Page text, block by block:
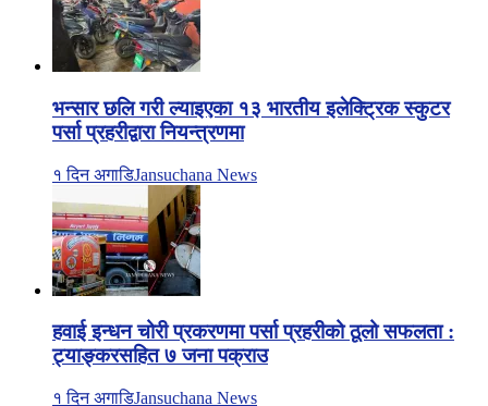
भन्सार छलि गरी ल्याइएका १३ भारतीय इलेक्ट्रिक स्कुटर
पर्सा प्रहरीद्वारा नियन्त्रणमा
१ दिन अगाडिJansuchana News
हवाई इन्धन चोरी प्रकरणमा पर्सा प्रहरीको ठूलो सफलता :
ट्याङ्करसहित ७ जना पक्राउ
१ दिन अगाडिJansuchana News